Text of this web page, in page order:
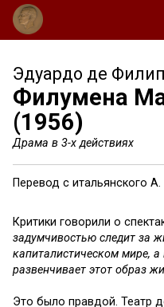
Эдуардо де
Филумена
(1956)
Драма в 3-х действиях
Перевод с итальянского А.
Критики говорили о
задумчивостью следит за
капиталистическом мире,
развенчивает этот образ
Это было правдой. Театр